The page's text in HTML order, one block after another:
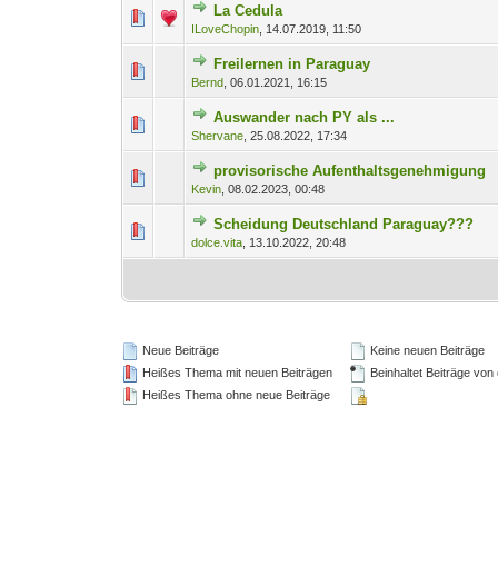
La Cedula
ILoveChopin 14.07.2019, 11:50
Freilernen in Paraguay
Bernd ,06.01.2021, 16:15
0 Bewertung(en) - 0
Auswander nach PY als ...
Shervane ,25.08.2022, 17:34
0 Bewertung(en) - 0
provisorische Aufenthaltsgenehmigung
Kevin ,08.02.2023, 00:48
0 Bewertung(en) - 0
Scheidung Deutschland Paraguay???
dolce.vita 13.10.2022, 20:48
0 Bewertung(en) - 0
Neue Beiträge
Heißes Thema mit neuen Beiträgen
Heißes Thema ohne neue Beiträge
Keine neuen Beiträge
Beinhaltet Beiträge von